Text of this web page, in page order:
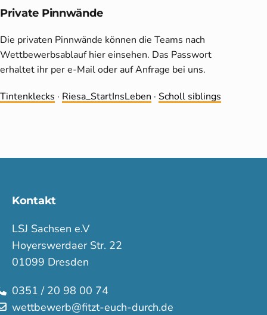
Private Pinnwände
Die privaten Pinnwände können die Teams nach
Wettbewerbsablauf hier einsehen. Das Passwort
erhaltet ihr per e-Mail oder auf Anfrage bei uns.
Tintenklecks · Riesa_StartInsLeben · Scholl siblings
Kontakt
LSJ Sachsen e.V
Hoyerswerdaer Str. 22
01099 Dresden
0351 / 20 98 00 74
wettbewerb@fitzt-euch-durch.de